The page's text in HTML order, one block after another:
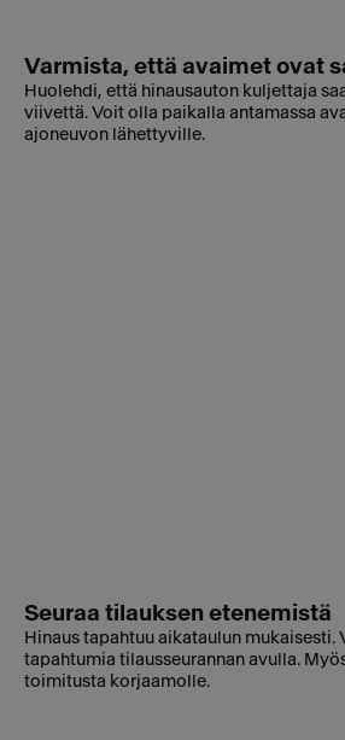
Varmista, että avaimet ovat
Huolehdi, että hinausauton kuljettaja
viivettä. Voit olla paikalla antamassa
ajoneuvon lähettyville.
Seuraa tilauksen etenemistä
Hinaus tapahtuu aikataulun mukaisesti.
tapahtumia tilausseurannan avulla.
toimitusta korjaamolle.